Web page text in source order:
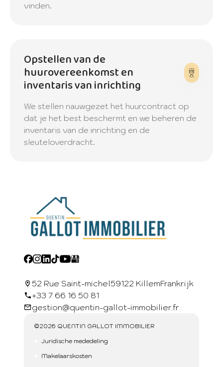
vinden.
Opstellen van de
huurovereenkomst en
inventaris van inrichting
We stellen nauwgezet het huurcontract op
dat je het best beschermt en we beheren de
inventaris van de inrichting en de
sleuteloverdracht.
52 Rue Saint-michel59122 KillemFrankrijk
+33 7 66 16 50 81
gestion@quentin-gallot-immobilier.fr
©2026 QUENTIN GALLOT IMMOBILIER
Juridische mededeling
Makelaarskosten